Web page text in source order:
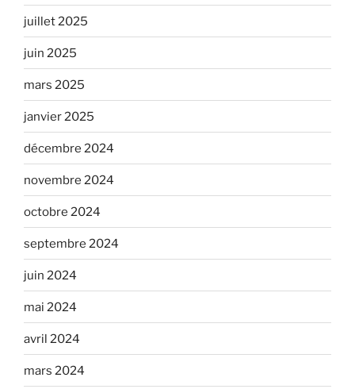
juillet 2025
juin 2025
mars 2025
janvier 2025
décembre 2024
novembre 2024
octobre 2024
septembre 2024
juin 2024
mai 2024
avril 2024
mars 2024